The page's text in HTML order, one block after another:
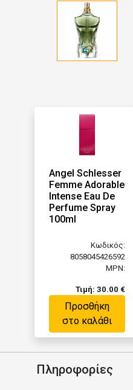
Angel Schlesser
Femme Adorable
Intense Eau De
Perfume Spray
100ml
Κωδικός:
8058045426592
MPN:
Τιμή: 30.00 €
Προσθήκη
στο καλάθι
Πληροφορίες